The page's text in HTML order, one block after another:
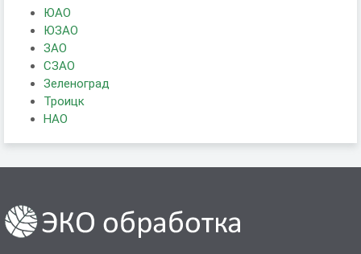
ЮАО
ЮЗАО
ЗАО
СЗАО
Зеленоград
Троицк
НАО